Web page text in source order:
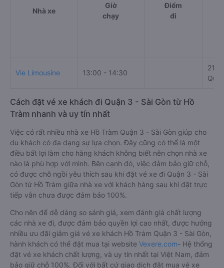
Nhà xe
Giờ
chạy
Điểm
đi
Vie Limousine 13:00 - 14:30
217
Cách đặt vé xe khách đi Quận 3 - Sài Gòn từ Hồ
Tràm nhanh và uy tín nhất
Việc có rất nhiều nhà xe Hồ Tràm Quận 3 - Sài Gòn giúp cho
du khách có đa dạng sự lựa chọn. Đây cũng có thể là một
điều bất lợi làm cho hàng khách không biết nên chọn nhà xe
nào là phù hợp với mình. Bên cạnh đó, việc đảm bảo giữ chỗ,
có được chỗ ngồi yêu thích sau khi đặt vé xe đi Quận 3 - Sài
Gòn từ Hồ Tràm giữa nhà xe với khách hàng sau khi đặt trực
tiếp vẫn chưa được đảm bảo 100%.
Cho nên để dễ dàng so sánh giá, xem đánh giá chất lượng
các nhà xe đi, được đảm bảo quyền lợi cao nhất, được hưởng
nhiều ưu đãi giảm giá vé xe khách Hồ Tràm Quận 3 - Sài Gòn,
hành khách có thể đặt mua tại website Vexere.com- Hệ thống
đặt vé xe khách chất lượng, và uy tín nhất tại Việt Nam, đảm
bảo giữ chỗ 100%. Đối với bất cứ giao dịch đặt mua vé xe